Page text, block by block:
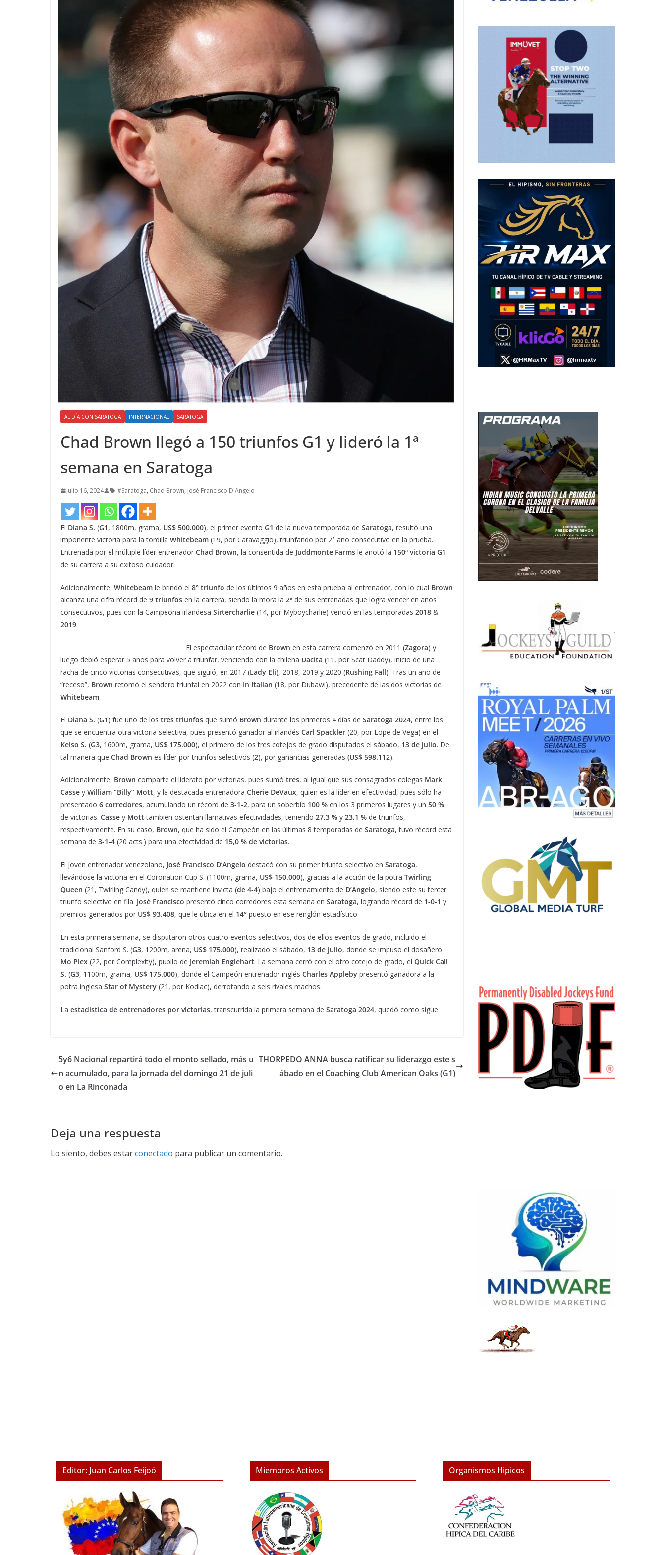
AL DÍA CON SARATOGA INTERNACIONAL SARATOGA
Chad Brown llegó a 150 triunfos G1 y lideró la 1ª
semana en Saratoga
julio 16, 2024 #Saratoga, Chad Brown, José Francisco D'Angelo
El Diana S. (G1, 1800m, grama, US$ 500.000), el primer evento G1 de la nueva temporada de Saratoga, resultó una
imponente victoria para la tordilla Whitebeam (19, por Caravaggio), triunfando por 2° año consecutivo en la prueba.
Entrenada por el múltiple líder entrenador Chad Brown, la consentida de Juddmonte Farms le anotó la 150ª victoria G1
de su carrera a su exitoso cuidador.
Adicionalmente, Whitebeam le brindó el 8° triunfo de los últimos 9 años en esta prueba al entrenador, con lo cual Brown
alcanza una cifra récord de 9 triunfos en la carrera, siendo la mora la 2ª de sus entrenadas que logra vencer en años
consecutivos, pues con la Campeona irlandesa Sirtercharlie (14, por Myboycharlie) venció en las temporadas 2018 &
2019.
El espectacular récord de Brown en esta carrera comenzó en 2011 (Zagora) y
luego debió esperar 5 años para volver a triunfar, venciendo con la chilena Dacita (11, por Scat Daddy), inicio de una
racha de cinco victorias consecutivas, que siguió, en 2017 (Lady Eli), 2018, 2019 y 2020 (Rushing Fall). Tras un año de
“receso”, Brown retomó el sendero triunfal en 2022 con In Italian (18, por Dubawi), precedente de las dos victorias de
Whitebeam.
El Diana S. (G1) fue uno de los tres triunfos que sumó Brown durante los primeros 4 días de Saratoga 2024, entre los
que se encuentra otra victoria selectiva, pues presentó ganador al irlandés Carl Spackler (20, por Lope de Vega) en el
Kelso S. (G3, 1600m, grama, US$ 175.000), el primero de los tres cotejos de grado disputados el sábado, 13 de julio. De
tal manera que Chad Brown es líder por triunfos selectivos (2), por ganancias generadas (US$ 598.112).
Adicionalmente, Brown comparte el liderato por victorias, pues sumó tres, al igual que sus consagrados colegas Mark
Casse y William “Billy” Mott, y la destacada entrenadora Cherie DeVaux, quien es la líder en efectividad, pues sólo ha
presentado 6 corredores, acumulando un récord de 3-1-2, para un soberbio 100 % en los 3 primeros lugares y un 50 %
de victorias. Casse y Mott también ostentan llamativas efectividades, teniendo 27,3 % y 23,1 % de triunfos,
respectivamente. En su caso, Brown, que ha sido el Campeón en las últimas 8 temporadas de Saratoga, tuvo récord esta
semana de 3-1-4 (20 acts.) para una efectividad de 15,0 % de victorias.
El joven entrenador venezolano, José Francisco D’Angelo destacó con su primer triunfo selectivo en Saratoga,
llevándose la victoria en el Coronation Cup S. (1100m, grama, US$ 150.000), gracias a la acción de la potra Twirling
Queen (21, Twirling Candy), quien se mantiene invicta (de 4-4) bajo el entrenamiento de D’Angelo, siendo este su tercer
triunfo selectivo en fila. José Francisco presentó cinco corredores esta semana en Saratoga, logrando récord de 1-0-1 y
premios generados por US$ 93.408, que le ubica en el 14° puesto en ese renglón estadístico.
En esta primera semana, se disputaron otros cuatro eventos selectivos, dos de ellos eventos de grado, incluido el
tradicional Sanford S. (G3, 1200m, arena, US$ 175.000), realizado el sábado, 13 de julio, donde se impuso el dosañero
Mo Plex (22, por Complexity), pupilo de Jeremiah Englehart. La semana cerró con el otro cotejo de grado, el Quick Call
S. (G3, 1100m, grama, US$ 175.000), donde el Campeón entrenador inglés Charles Appleby presentó ganadora a la
potra inglesa Star of Mystery (21, por Kodiac), derrotando a seis rivales machos.
La estadística de entrenadores por victorias, transcurrida la primera semana de Saratoga 2024, quedó como sigue:
5y6 Nacional repartirá todo el monto sellado, más u
n acumulado, para la jornada del domingo 21 de juli
o en La Rinconada
THORPEDO ANNA busca ratificar su liderazgo este s
ábado en el Coaching Club American Oaks (G1)
Deja una respuesta
Lo siento, debes estarconectado para publicar un comentario.
Editor: Juan Carlos Feijoó Miembros Activos Organismos Hipicos